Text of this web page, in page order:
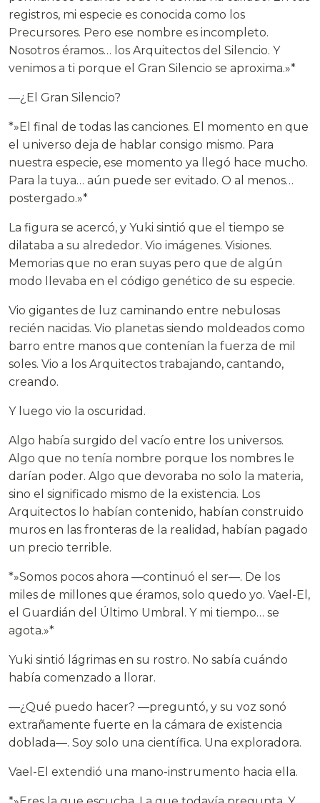
registros, mi especie es conocida como los
Precursores. Pero ese nombre es incompleto.
Nosotros éramos… los Arquitectos del Silencio. Y
venimos a ti porque el Gran Silencio se aproxima.»*
—¿El Gran Silencio?
*»El final de todas las canciones. El momento en que
el universo deja de hablar consigo mismo. Para
nuestra especie, ese momento ya llegó hace mucho.
Para la tuya… aún puede ser evitado. O al menos…
postergado.»*
La figura se acercó, y Yuki sintió que el tiempo se
dilataba a su alrededor. Vio imágenes. Visiones.
Memorias que no eran suyas pero que de algún
modo llevaba en el código genético de su especie.
Vio gigantes de luz caminando entre nebulosas
recién nacidas. Vio planetas siendo moldeados como
barro entre manos que contenían la fuerza de mil
soles. Vio a los Arquitectos trabajando, cantando,
creando.
Y luego vio la oscuridad.
Algo había surgido del vacío entre los universos.
Algo que no tenía nombre porque los nombres le
darían poder. Algo que devoraba no solo la materia,
sino el significado mismo de la existencia. Los
Arquitectos lo habían contenido, habían construido
muros en las fronteras de la realidad, habían pagado
un precio terrible.
*»Somos pocos ahora —continuó el ser—. De los
miles de millones que éramos, solo quedo yo. Vael-El,
el Guardián del Último Umbral. Y mi tiempo… se
agota.»*
Yuki sintió lágrimas en su rostro. No sabía cuándo
había comenzado a llorar.
—¿Qué puedo hacer? —preguntó, y su voz sonó
extrañamente fuerte en la cámara de existencia
doblada—. Soy solo una científica. Una exploradora.
Vael-El extendió una mano-instrumento hacia ella.